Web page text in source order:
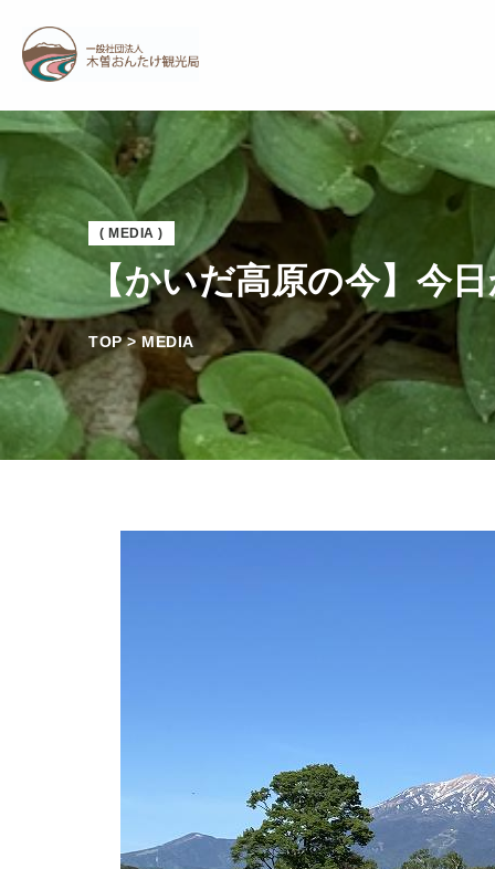
( MEDIA )
【かいだ高原の今】今
TOP > MEDIA